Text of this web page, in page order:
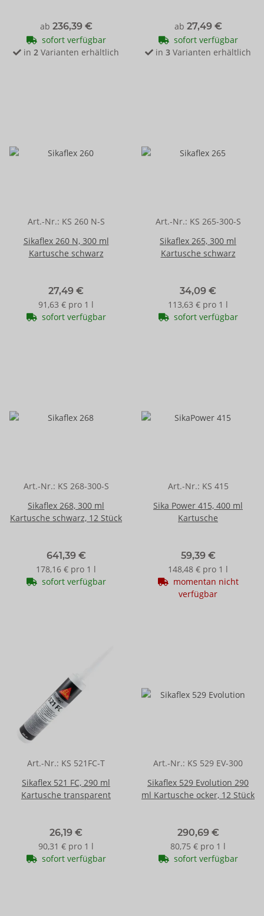
ab 236,39 €
sofort verfügbar
in 2 Varianten erhältlich
ab 27,49 €
sofort verfügbar
in 3 Varianten erhältlich
Art.-Nr.: KS 260 N-S
Sikaflex 260 N, 300 ml
Kartusche schwarz
27,49 €
91,63 € pro 1 l
sofort verfügbar
Art.-Nr.: KS 265-300-S
Sikaflex 265, 300 ml
Kartusche schwarz
34,09 €
113,63 € pro 1 l
sofort verfügbar
Art.-Nr.: KS 268-300-S
Sikaflex 268, 300 ml
Kartusche schwarz, 12 Stück
641,39 €
178,16 € pro 1 l
sofort verfügbar
Art.-Nr.: KS 415
Sika Power 415, 400 ml
Kartusche
59,39 €
148,48 € pro 1 l
momentan nicht
verfügbar
Art.-Nr.: KS 521FC-T
Sikaflex 521 FC, 290 ml
Kartusche transparent
26,19 €
90,31 € pro 1 l
sofort verfügbar
Art.-Nr.: KS 529 EV-300
Sikaflex 529 Evolution 290
ml Kartusche ocker, 12 Stück
290,69 €
80,75 € pro 1 l
sofort verfügbar